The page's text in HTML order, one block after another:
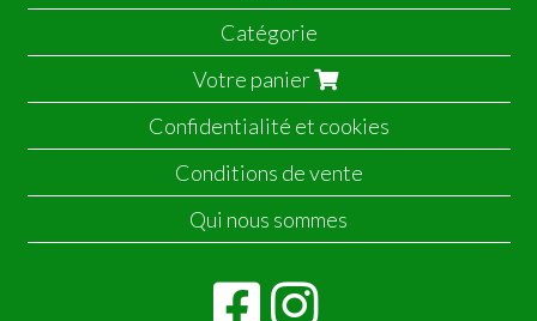
Catégorie
Votre panier
Confidentialité et cookies
Conditions de vente
Qui nous sommes